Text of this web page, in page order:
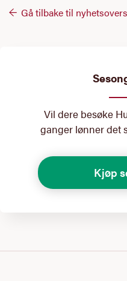
Gå tilbake til
Vil dere besøke
ganger lønner det
Kjøp